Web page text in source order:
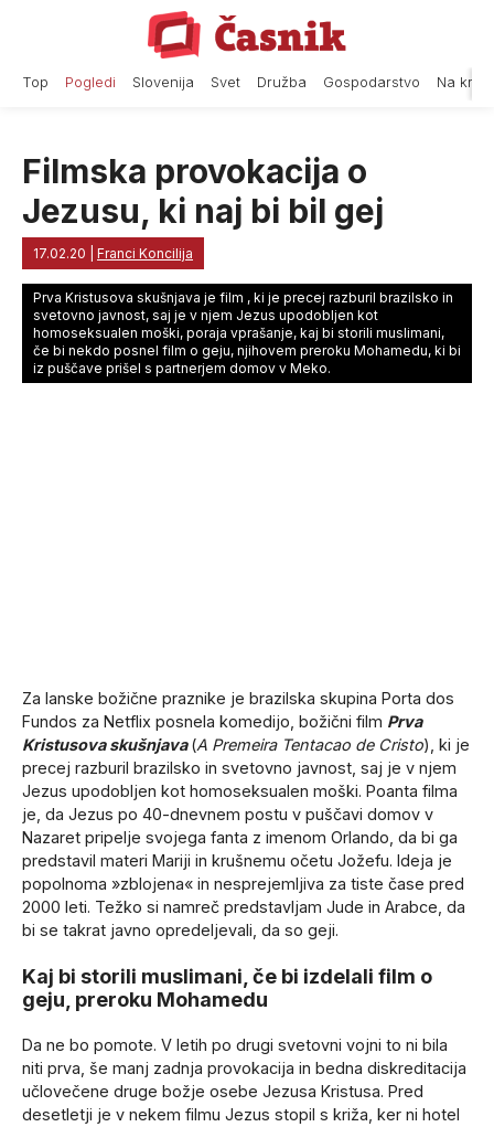
Top Pogledi Slovenija Svet Družba Gospodarstvo Na
Filmska provokacija o
Jezusu, ki naj bi bil gej
17.02.20 Franci Koncilija
Prva Kristusova skušnjava je film , ki je precej razburil brazilsko in
svetovno javnost, saj je v njem Jezus upodobljen kot
homoseksualen moški, poraja vprašanje, kaj bi storili muslimani,
če bi nekdo posnel film o geju, njihovem preroku Mohamedu, ki bi
iz puščave prišel s partnerjem domov v Meko.
Za lanske božične praznike je brazilska skupina Porta dos
Fundos za Netflix posnela komedijo, božični film Prva
Kristusova skušnjava(A Premeira Tentacao de Cristo), ki je
precej razburil brazilsko in svetovno javnost, saj je v njem
Jezus upodobljen kot homoseksualen moški. Poanta filma
je, da Jezus po 40-dnevnem postu v puščavi domov v
Nazaret pripelje svojega fanta z imenom Orlando, da bi ga
predstavil materi Mariji in krušnemu očetu Jožefu. Ideja je
popolnoma »zblojena« in nesprejemljiva za tiste čase pred
2000 leti. Težko si namreč predstavljam Jude in Arabce, da
bi se takrat javno opredeljevali, da so geji.
Kaj bi storili muslimani, če bi izdelali film o
geju, preroku Mohamedu
Da ne bo pomote. V letih po drugi svetovni vojni to ni bila
niti prva, še manj zadnja provokacija in bedna diskreditacija
učlovečene druge božje osebe Jezusa Kristusa. Pred
desetletji je v nekem filmu Jezus stopil s križa, ker ni hotel